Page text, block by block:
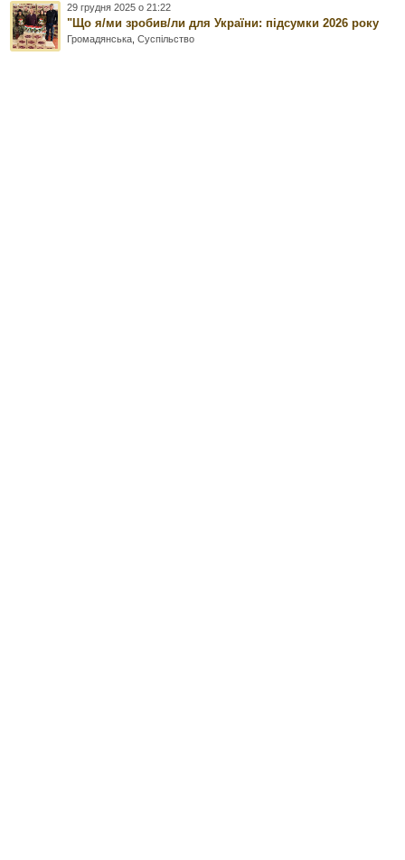
29 грудня 2025 о 21:22
"Що я/ми зробив/ли для України: підсумки 2026 року
Громадянська ,Суспільство